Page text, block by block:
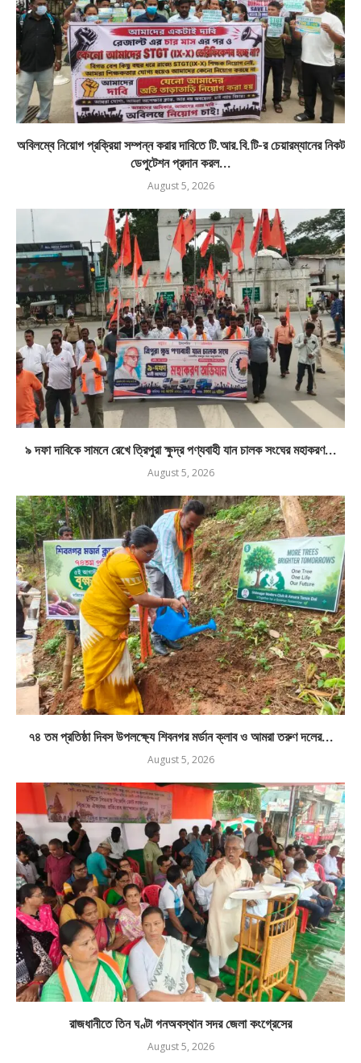
অবিলম্বে নিয়োগ প্রক্রিয়া সম্পন্ন করার দাবিতে টি.আর.বি.টি-র চেয়ারম্যানের নিকট
ডেপুটেশন প্রদান করল...
August 5, 2026
৯ দফা দাবিকে সামনে রেখে ত্রিপুরা ক্ষুদ্র পণ্যবাহী যান চালক সংঘের মহাকরণ...
August 5, 2026
৭৪ তম প্রতিষ্ঠা দিবস উপলক্ষ্যে শিবনগর মর্ডান ক্লাব ও আমরা তরুণ দলের...
August 5, 2026
রাজধানীতে তিন ঘণ্টা গনঅবস্থান সদর জেলা কংগ্রেসের
August 5, 2026